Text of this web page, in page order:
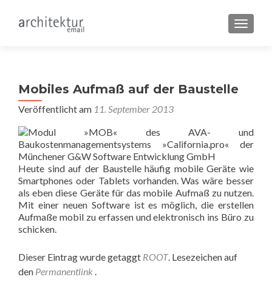
Mobiles Aufmaß auf der Baustelle
Veröffentlicht am 11. September 2013
Heute sind auf der Baustelle häufig mobile Geräte wie
Smartphones oder Tablets vorhanden. Was wäre besser
als eben diese Geräte für das mobile Aufmaß zu nutzen.
Mit einer neuen Software ist es möglich, die erstellen
Aufmaße mobil zu erfassen und elektronisch ins Büro zu
schicken.
Dieser Eintrag wurde getaggt ROOT. Lesezeichen auf
den Permanentlink .